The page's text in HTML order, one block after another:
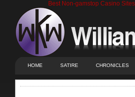
Best Non-gamstop Casino
HOME SATIRE CHRONICLES